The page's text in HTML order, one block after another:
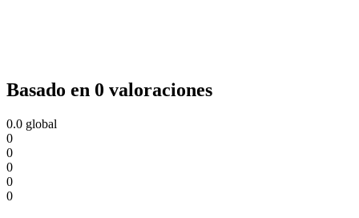
Basado en 0 valoraciones
0.0 global
0
0
0
0
0